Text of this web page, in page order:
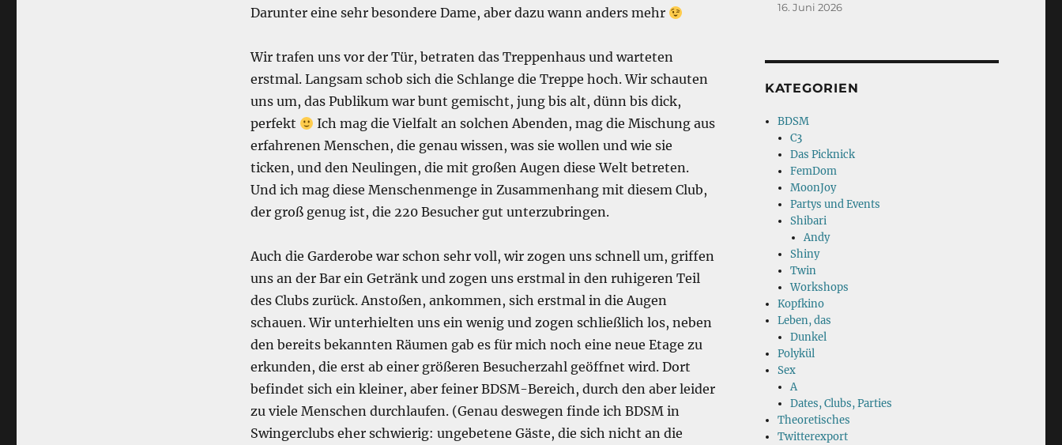
Darunter eine sehr besondere Dame, aber dazu wann anders mehr
Wir trafen uns vor der Tür, betraten das Treppenhaus und warteten
erstmal. Langsam schob sich die Schlange die Treppe hoch. Wir schauten
uns um, das Publikum war bunt gemischt, jung bis alt, dünn bis dick,
perfekt
Ich mag die Vielfalt an solchen Abenden, mag die Mischung aus
erfahrenen Menschen, die genau wissen, was sie wollen und wie sie
ticken, und den Neulingen, die mit großen Augen diese Welt betreten.
Und ich mag diese Menschenmenge in Zusammenhang mit diesem Club,
der groß genug ist, die 220 Besucher gut unterzubringen.
Auch die Garderobe war schon sehr voll, wir zogen uns schnell um, griffen
uns an der Bar ein Getränk und zogen uns erstmal in den ruhigeren Teil
des Clubs zurück. Anstoßen, ankommen, sich erstmal in die Augen
schauen. Wir unterhielten uns ein wenig und zogen schließlich los, neben
den bereits bekannten Räumen gab es für mich noch eine neue Etage zu
erkunden, die erst ab einer größeren Besucherzahl geöffnet wird. Dort
befindet sich ein kleiner, aber feiner BDSM-Bereich, durch den aber leider
zu viele Menschen durchlaufen. (Genau deswegen finde ich BDSM in
Swingerclubs eher schwierig: ungebetene Gäste, die sich nicht an die
16. Juni 2026
KATEGORIEN
BDSM
C3
Das Picknick
FemDom
MoonJoy
Partys und Events
Shibari
Andy
Shiny
Twin
Workshops
Kopfkino
Leben, das
Dunkel
Polykül
Sex
A
Dates, Clubs, Parties
Theoretisches
Twitterexport